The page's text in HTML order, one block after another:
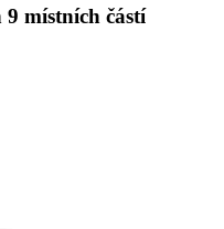
místních částí